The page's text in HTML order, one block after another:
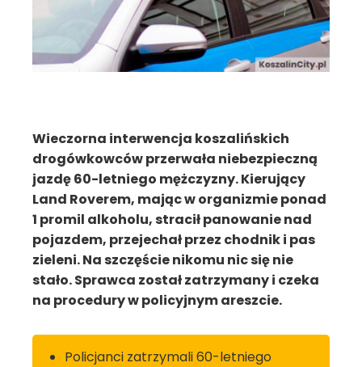
Wieczorna interwencja koszalińskich
drogówkowców przerwała niebezpieczną
jazdę 60-letniego mężczyzny. Kierujący
Land Roverem, mając w organizmie ponad
1 promil alkoholu, stracił panowanie nad
pojazdem, przejechał przez chodnik i pas
zieleni. Na szczęście nikomu nic się nie
stało. Sprawca został zatrzymany i czeka
na procedury w policyjnym areszcie.
Policjanci zatrzymali 60-letniego